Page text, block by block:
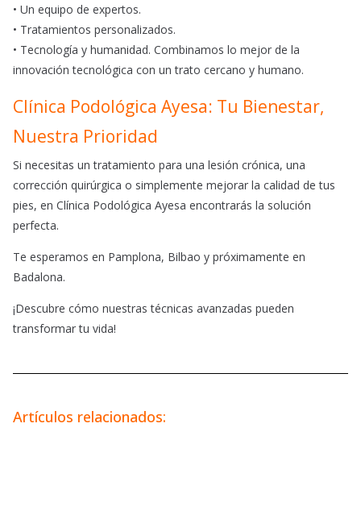
• Un equipo de expertos.
• Tratamientos personalizados.
• Tecnología y humanidad. Combinamos lo mejor de la
innovación tecnológica con un trato cercano y humano.
Clínica Podológica Ayesa: Tu Bienestar,
Nuestra Prioridad
Si necesitas un tratamiento para una lesión crónica, una
corrección quirúrgica o simplemente mejorar la calidad de tus
pies, en Clínica Podológica Ayesa encontrarás la solución
perfecta.
Te esperamos en Pamplona, Bilbao y próximamente en
Badalona.
¡Descubre cómo nuestras técnicas avanzadas pueden
transformar tu vida!
Artículos relacionados: